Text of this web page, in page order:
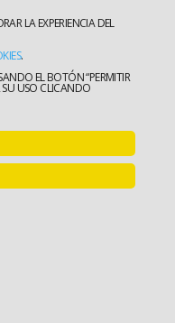
LA EXPERIENCIA DEL
.
EL BOTÓN “PERMITIR
SU USO CLICANDO